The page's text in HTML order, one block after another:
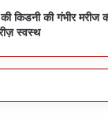
किडनी की गंभीर मरीज
स्वस्थ